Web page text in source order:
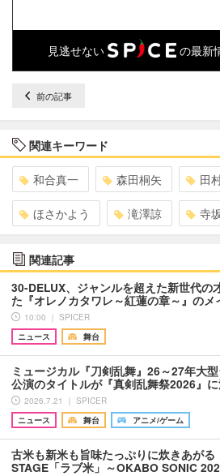
見逃せない の最新
前の記事
関連キーワード
和合真一 森田桐矢 田
ほさかよう 滝澤諒 寺
関連記事
30-DELUX、ジャンルを超えた新世代の
た『オレノカタワレ～紅蓮の章～』の
10:00 ｜ SPICER
ニュース
舞台
ミュージカル『刀剣乱舞』26～27年大
公演のタイトルが『真剣乱舞祭2026』
2026.7.21 ｜ SPICER
ニュース
舞台 アニメ/ゲーム
古米も新米も旨味たっぷりに炊きあが
STAGE「ラブ米」～OKABO SONIC